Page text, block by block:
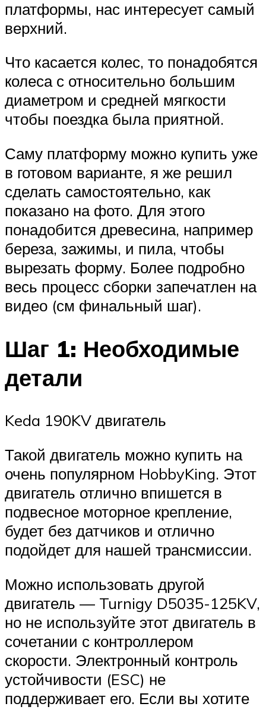
платформы, нас интересует самый
верхний.
Что касается колес, то понадобятся
колеса с относительно большим
диаметром и средней мягкости
чтобы поездка была приятной.
Саму платформу можно купить уже
в готовом варианте, я же решил
сделать самостоятельно, как
показано на фото. Для этого
понадобится древесина, например
береза, зажимы, и пила, чтобы
вырезать форму. Более подробно
весь процесс сборки запечатлен на
видео (см финальный шаг).
Шаг 1: Необходимые
детали
Keda 190KV двигатель
Такой двигатель можно купить на
очень популярном HobbyKing. Этот
двигатель отлично впишется в
подвесное моторное крепление,
будет без датчиков и отлично
подойдет для нашей трансмиссии.
Можно использовать другой
двигатель — Turnigy D5035-125KV,
но не используйте этот двигатель в
сочетании с контроллером
скорости. Электронный контроль
устойчивости (ESC) не
поддерживает его. Если вы хотите